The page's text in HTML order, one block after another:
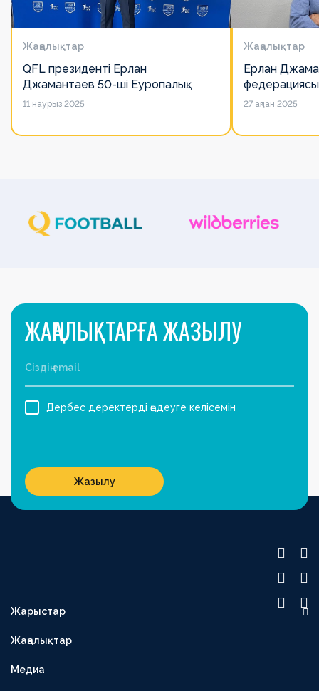
Жаңалықтар
QFL президенті Ерлан
Джамантаев 50-ші Еуропалық
лигалар Бас ассамблеясына
11 наурыз 2025
Жаңалықтар
Ерлан
есімін
27 ақпан 2025
Жарыстар
1XBET БІРІНШІ ЛИГА
OLIMPBET КУБОК
Жаңалықтар
Медиа
ЖАҢАЛЫҚТАРҒА ЖАЗЫЛУ
Дербес деректерді өңдеуге келісемін
Жазылу